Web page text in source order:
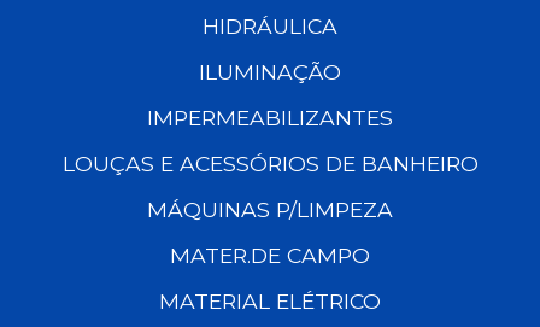
HIDRÁULICA
ILUMINAÇÃO
IMPERMEABILIZANTES
LOUÇAS E ACESSÓRIOS DE BANHEIRO
MÁQUINAS P/LIMPEZA
MATER.DE CAMPO
MATERIAL ELÉTRICO